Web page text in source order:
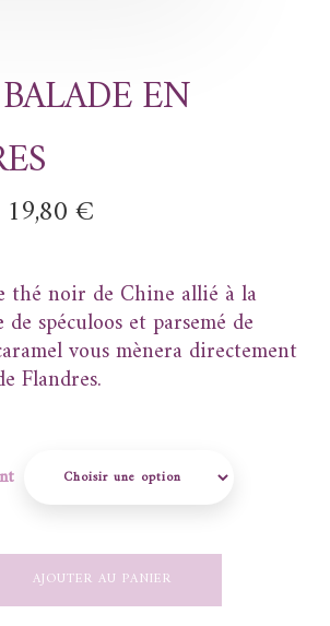
EN
19,80€
thé noir de Chine allié à la
spéculoos et parsemé de
vous mènera directement
Flandres.
AJOUTER AU PANIER